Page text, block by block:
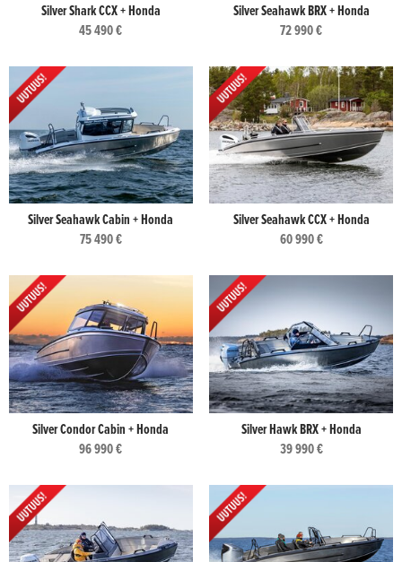
Silver Shark CCX + Honda
45 490 €
Silver Seahawk BRX + Honda
72 990 €
Silver Seahawk Cabin + Honda
75 490 €
Silver Seahawk CCX + Honda
60 990 €
Silver Condor Cabin + Honda
96 990 €
Silver Hawk BRX + Honda
39 990 €